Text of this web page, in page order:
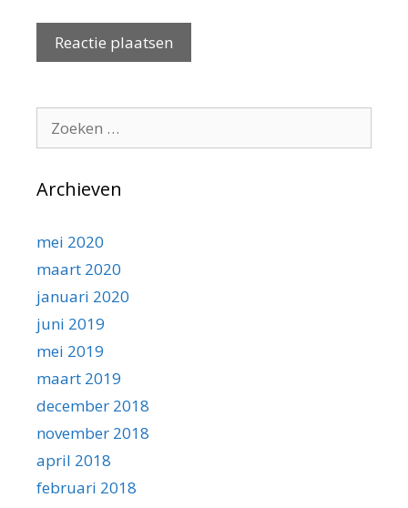
Zoeken
naar:
Archieven
mei 2020
maart 2020
januari 2020
juni 2019
mei 2019
maart 2019
december 2018
november 2018
april 2018
februari 2018